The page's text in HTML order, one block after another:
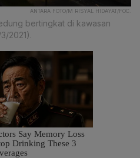
ANTARA FOTO/M RISYAL HIDAYAT/FOC.
bertingkat di kawasan
2021).